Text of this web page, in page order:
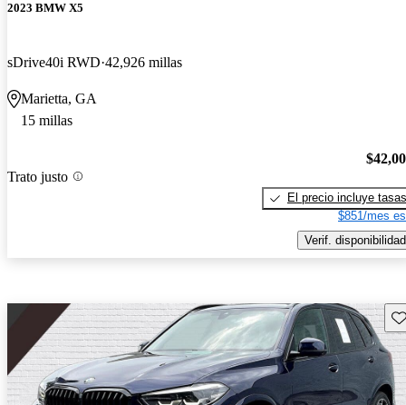
2023 BMW X5
sDrive40i RWD 42,926 millas
Marietta, GA
15 millas
Trato justo
El precio incluye tasas
$851/mes
Verif. disponibilidad